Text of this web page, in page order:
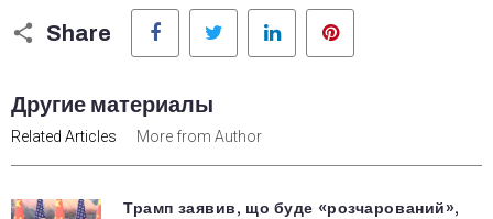
Share
Facebook Twitter LinkedIn
Другие материалы
Related Articles More from Author
Трамп заявив, що буде «розчарований»,